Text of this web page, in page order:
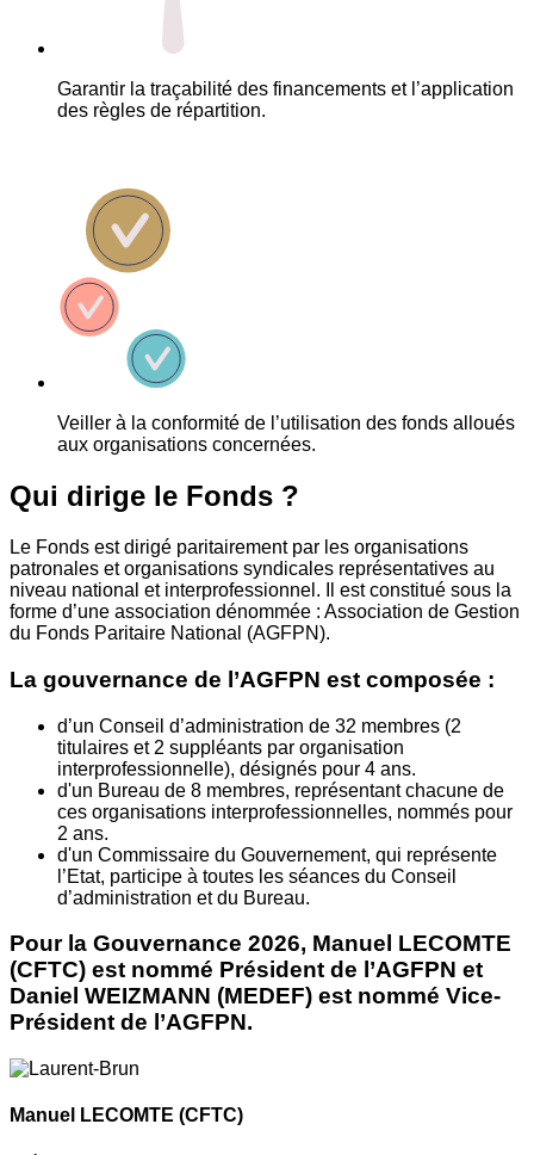
Garantir la traçabilité des financements et l’application
des règles de répartition.
Veiller à la conformité de l’utilisation des fonds alloués
aux organisations concernées.
Qui dirige le Fonds ?
Le Fonds est dirigé paritairement par les organisations
patronales et organisations syndicales représentatives au
niveau national et interprofessionnel. Il est constitué sous la
forme d’une association dénommée : Association de Gestion
du Fonds Paritaire National (AGFPN).
La gouvernance de l’AGFPN est composée :
d’un Conseil d’administration de 32 membres (2
titulaires et 2 suppléants par organisation
interprofessionnelle), désignés pour 4 ans.
d'un Bureau de 8 membres, représentant chacune de
ces organisations interprofessionnelles, nommés pour
2 ans.
d'un Commissaire du Gouvernement, qui représente
l’Etat, participe à toutes les séances du Conseil
d’administration et du Bureau.
Pour la Gouvernance 2026, Manuel LECOMTE
(CFTC) est nommé Président de l’AGFPN et
Daniel WEIZMANN (MEDEF) est nommé Vice-
Président de l’AGFPN.
Manuel LECOMTE (CFTC)